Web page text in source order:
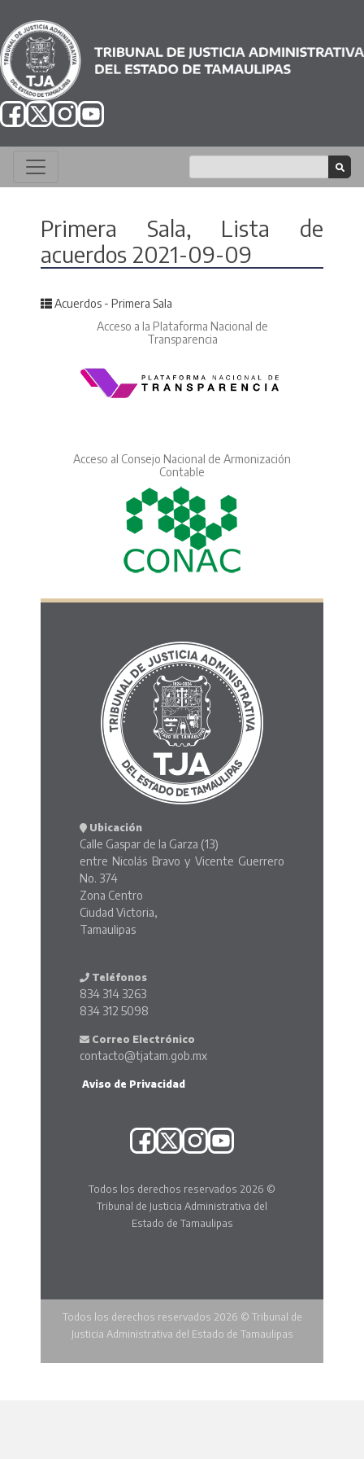
Primera Sala, Lista de
acuerdos 2021-09-09
Posted in
Acuerdos - Primera Sala
Acceso a la Plataforma Nacional de
Transparencia
Acceso al Consejo Nacional de Armonización
Contable
Ubicación
Calle Gaspar de la Garza (13)
entre Nicolás Bravo y Vicente Guerrero
No. 374
Zona Centro
Ciudad Victoria,
Tamaulipas
Teléfonos
834 314 3263
834 312 5098
Correo Electrónico
contacto@tjatam.gob.mx
Aviso de Privacidad
Todos los derechos reservados 2026 ©
Tribunal de Justicia Administrativa del
Estado de Tamaulipas
Todos los derechos reservados 2026 © Tribunal de
Justicia Administrativa del Estado de Tamaulipas